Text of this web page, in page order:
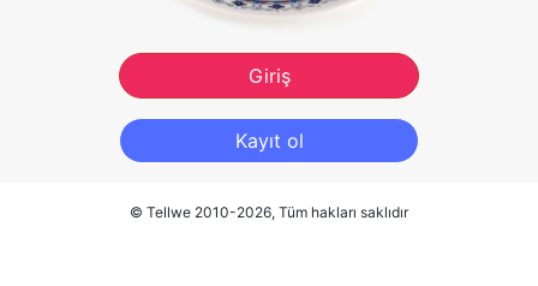
Giriş
Kayıt ol
© Tellwe 2010-2026, Tüm hakları saklıdır